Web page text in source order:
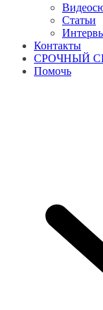
Статьи
Контакты
СРОЧНЫЙ
Помочь